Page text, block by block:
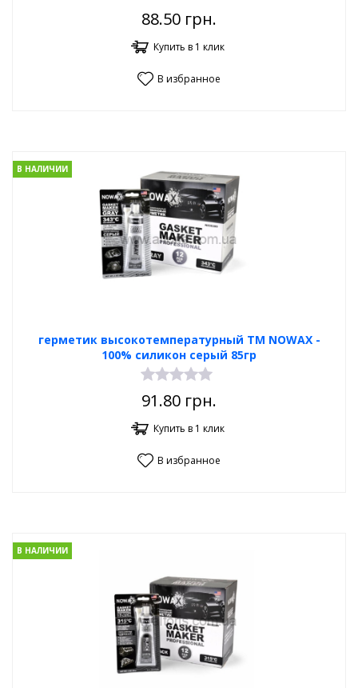
88.50 грн.
Купить в 1 клик
В избранное
герметик высокотемпературный TM NOWAX -
100% силикон серый 85гр
В НАЛИЧИИ
91.80 грн.
Купить в 1 клик
В избранное
В НАЛИЧИИ